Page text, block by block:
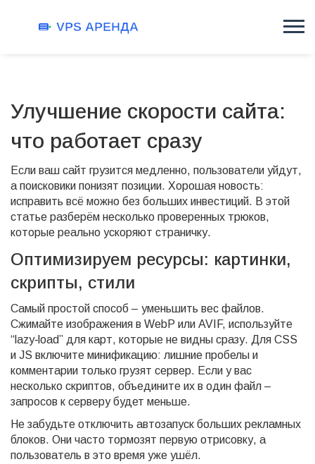
Улучшение скорости сайта:
что работает сразу
Если ваш сайт грузится медленно, пользователи уйдут,
а поисковики понизят позиции. Хорошая новость:
исправить всё можно без больших инвестиций. В этой
статье разберём несколько проверенных трюков,
которые реально ускоряют страничку.
Оптимизируем ресурсы: картинки,
скрипты, стили
Самый простой способ – уменьшить вес файлов.
Сжимайте изображения в WebP или AVIF, используйте
“lazy‑load” для карт, которые не видны сразу. Для CSS
и JS включите минификацию: лишние пробелы и
комментарии только грузят сервер. Если у вас
несколько скриптов, объедините их в один файл –
запросов к серверу будет меньше.
Не забудьте отключить автозапуск больших рекламных
блоков. Они часто тормозят первую отрисовку, а
пользователь в это время уже ушёл.